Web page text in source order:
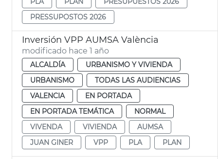
PRESSUPOSTOS 2026
Inversión VPP AUMSA València
modificado hace 1 año
ALCALDÍA
URBANISMO Y VIVIENDA
URBANISMO
TODAS LAS AUDIENCIAS
VALENCIA
EN PORTADA
EN PORTADA TEMÁTICA
NORMAL
VIVENDA
VIVIENDA
AUMSA
JUAN GINER
VPP PLA PLAN